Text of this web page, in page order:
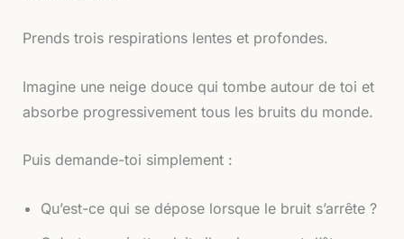
Prends trois respirations lentes et profondes.
Imagine une neige douce qui tombe autour de toi et
absorbe progressivement tous les bruits du monde.
Puis demande-toi simplement :
Qu’est-ce qui se dépose lorsque le bruit s’arrête ?